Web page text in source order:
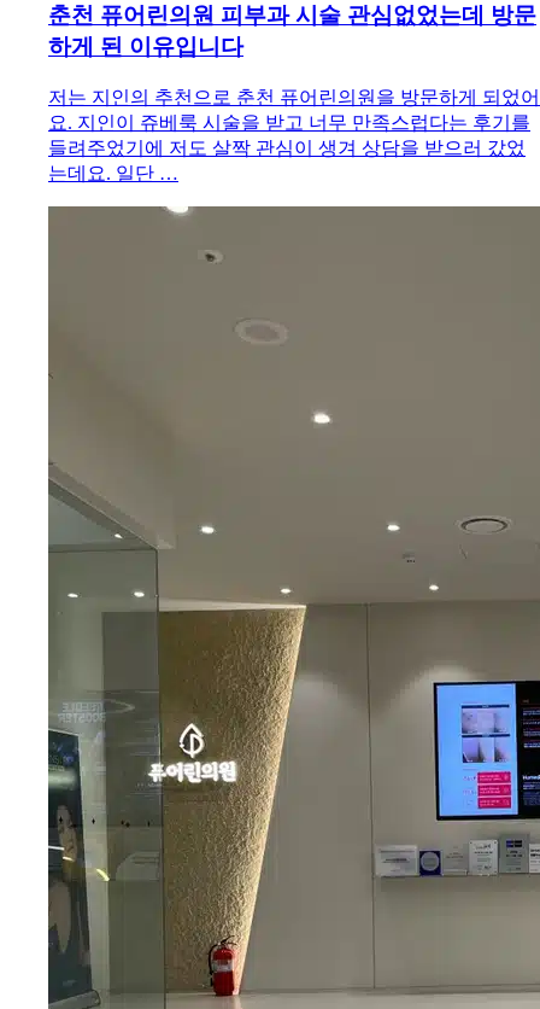
춘천 퓨어린의원 피부과 시술 관심없었는데 방문
하게 된 이유입니다
저는 지인의 추천으로 춘천 퓨어린의원을 방문하게 되었어
요. 지인이 쥬베룩 시술을 받고 너무 만족스럽다는 후기를
들려주었기에 저도 살짝 관심이 생겨 상담을 받으러 갔었
는데요. 일단 …